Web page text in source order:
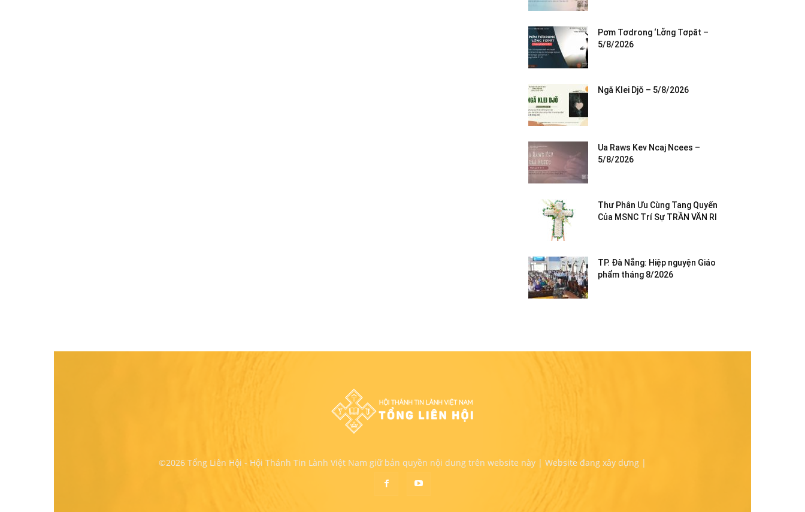
Pơm Tơdrong ‘Lơ̆ng Tơpăt –
5/8/2026
Ngă Klei Djŏ – 5/8/2026
Ua Raws Kev Ncaj Ncees –
5/8/2026
Thư Phân Ưu Cùng Tang Quyến
Của MSNC Trí Sự TRẦN VĂN RI
TP. Đà Nẵng: Hiệp nguyện Giáo
phẩm tháng 8/2026
©2026 Tổng Liên Hội - Hội Thánh Tin Lành Việt Nam giữ bản quyền nội dung trên website này | Website đang xây dựng |